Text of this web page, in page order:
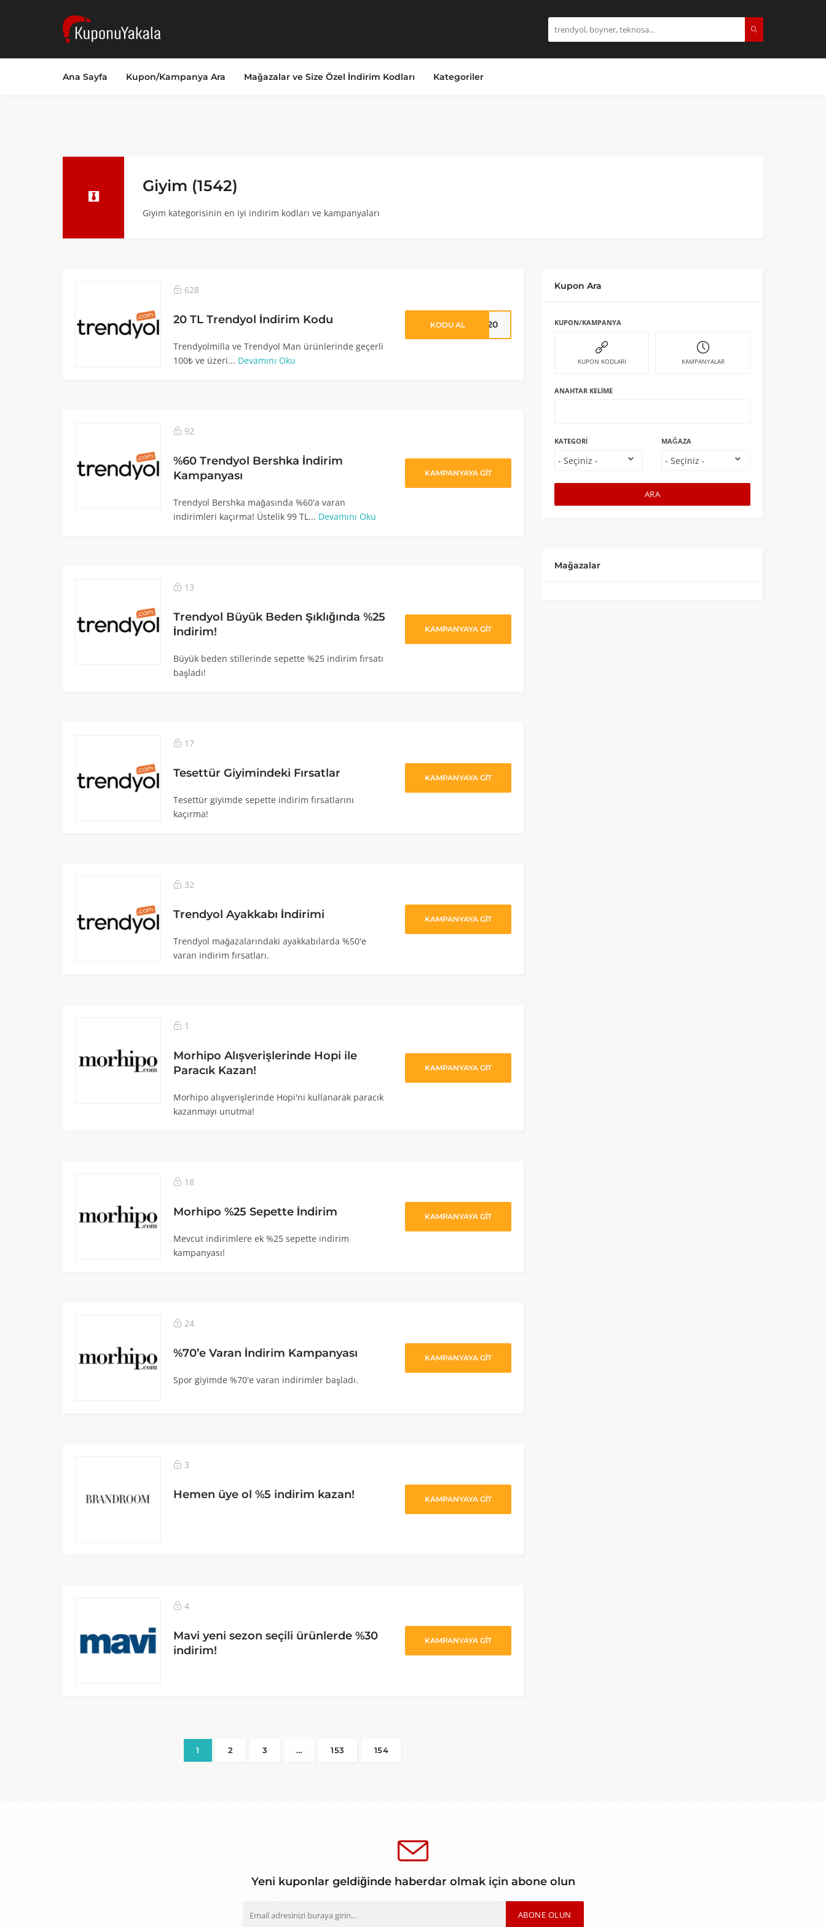
Ana Sayfa Kupon/Kampanya Ara Mağazalar ve Size Özel İndirim Kodları Kategoriler
Giyim (1542)
Giyim kategorisinin en iyi indirim kodları ve kampanyaları
628
20 TL Trendyol İndirim Kodu
Trendyolmilla ve Trendyol Man ürünlerinde geçerli
100₺ ve üzeri... Devamını Oku
KODU AL OL20
92
%60 Trendyol Bershka İndirim
Kampanyası
Trendyol Bershka mağasında %60'a varan
indirimleri kaçırma! Üstelik 99 TL... Devamını Oku
KAMPANYAYA GİT
13
Trendyol Büyük Beden Şıklığında %25
İndirim!
Büyük beden stillerinde sepette %25 indirim fırsatı
başladı!
KAMPANYAYA GİT
17
Tesettür Giyimindeki Fırsatlar
Tesettür giyimde sepette indirim fırsatlarını
kaçırma!
KAMPANYAYA GİT
32
Trendyol Ayakkabı İndirimi
Trendyol mağazalarındaki ayakkabılarda %50'e
varan indirim fırsatları.
KAMPANYAYA GİT
1
Morhipo Alışverişlerinde Hopi ile
Paracık Kazan!
Morhipo alışverişlerinde Hopi'ni kullanarak paracık
kazanmayı unutma!
KAMPANYAYA GİT
18
Morhipo %25 Sepette İndirim
Mevcut indirimlere ek %25 sepette indirim
kampanyası!
KAMPANYAYA GİT
24
%70’e Varan İndirim Kampanyası
Spor giyimde %70'e varan indirimler başladı.
KAMPANYAYA GİT
3
Hemen üye ol %5 indirim kazan! KAMPANYAYA GİT
4
Mavi yeni sezon seçili ürünlerde %30
indirim!
KAMPANYAYA GİT
1 2 3 … 153 154
Kupon Ara
KUPON/KAMPANYA
KUPON KODLARI KAMPANYALAR
ANAHTAR KELIME
KATEGORI MAĞAZA
ARA
Mağazalar
Yeni kuponlar geldiğinde haberdar olmak için abone olun
ABONE OLUN